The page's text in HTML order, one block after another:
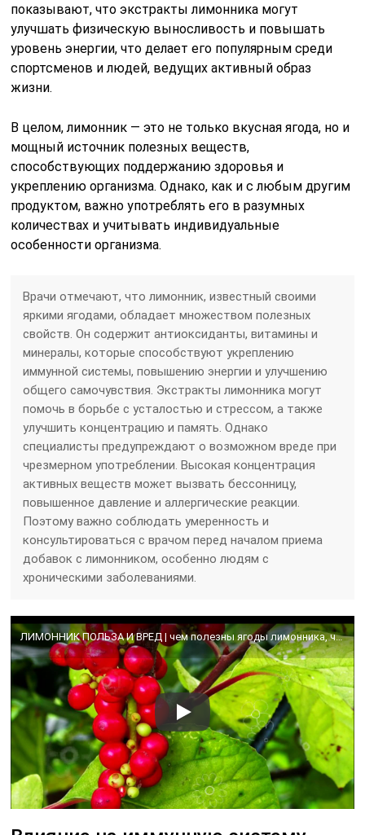
показывают, что экстракты лимонника могут
улучшать физическую выносливость и повышать
уровень энергии, что делает его популярным среди
спортсменов и людей, ведущих активный образ
жизни.
В целом, лимонник — это не только вкусная ягода, но и
мощный источник полезных веществ,
способствующих поддержанию здоровья и
укреплению организма. Однако, как и с любым другим
продуктом, важно употреблять его в разумных
количествах и учитывать индивидуальные
особенности организма.
Врачи отмечают, что лимонник, известный своими
яркими ягодами, обладает множеством полезных
свойств. Он содержит антиоксиданты, витамины и
минералы, которые способствуют укреплению
иммунной системы, повышению энергии и улучшению
общего самочувствия. Экстракты лимонника могут
помочь в борьбе с усталостью и стрессом, а также
улучшить концентрацию и память. Однако
специалисты предупреждают о возможном вреде при
чрезмерном употреблении. Высокая концентрация
активных веществ может вызвать бессонницу,
повышенное давление и аллергические реакции.
Поэтому важно соблюдать умеренность и
консультироваться с врачом перед началом приема
добавок с лимонником, особенно людям с
хроническими заболеваниями.
ЛИМОННИК ПОЛЬЗА И ВРЕД | чем полезны ягоды лимонника, чем полезен лимонник, плоды лимонника